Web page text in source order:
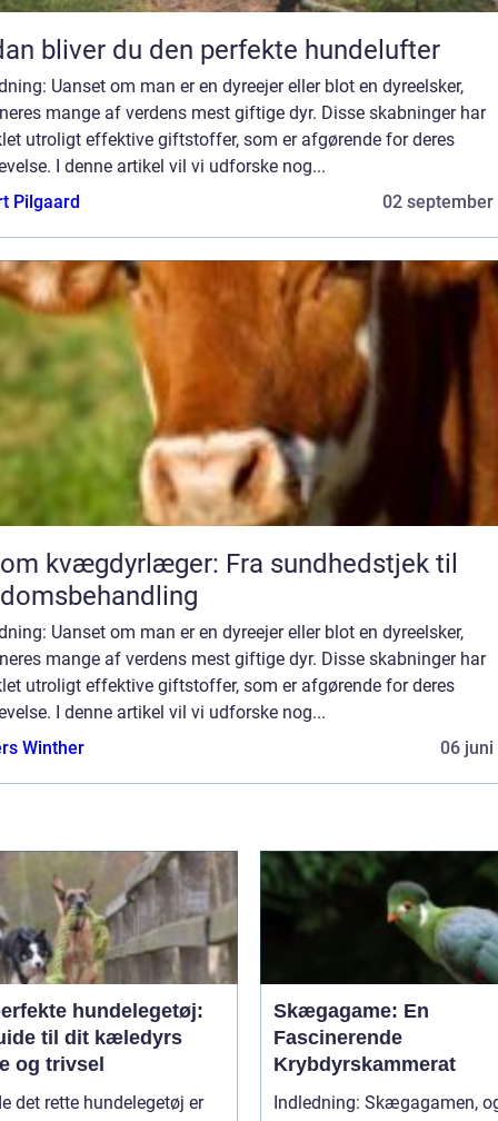
bliver du den perfekte hundelufter
Uanset om man er en dyreejer eller blot en dyreelsker,
mange af verdens mest giftige dyr. Disse skabninger har
utroligt effektive giftstoffer, som er afgørende for deres
I denne artikel vil vi udforske nog...
Pilgaard
02 september
kvægdyrlæger: Fra sundhedstjek til
Uanset om man er en dyreejer eller blot en dyreelsker,
mange af verdens mest giftige dyr. Disse skabninger har
utroligt effektive giftstoffer, som er afgørende for deres
I denne artikel vil vi udforske nog...
Winther
06 juni
hundelegetøj:
til dit kæledyrs
og trivsel
det rette hundelegetøj er
Skægagame: En
Fascinerende
Krybdyrskammerat
Indledning: Skægagamen, også